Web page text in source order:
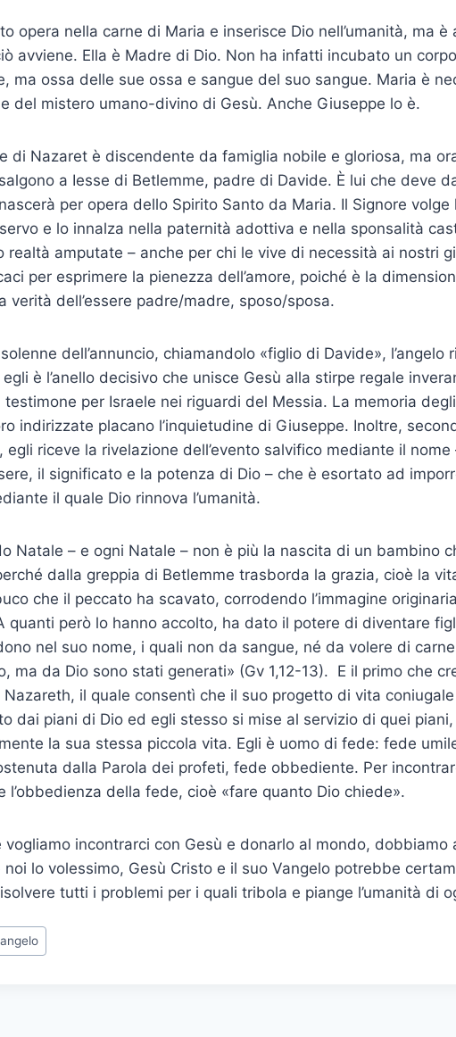
opera nella carne di Maria e inserisce Dio nell’umanità, ma è
avviene. Ella è Madre di Dio. Non ha infatti incubato un
ma ossa delle sue ossa e sangue del suo sangue. Maria è
del mistero umano-divino di Gesù. Anche Giuseppe lo è.
di Nazaret è discendente da famiglia nobile e gloriosa, ma
a Iesse di Betlemme, padre di Davide. È lui che deve
per opera dello Spirito Santo da Maria. Il Signore volge
servo e lo innalza nella paternità adottiva e nella sponsalità
realtà amputate – anche per chi le vive di necessità ai nostri
per esprimere la pienezza dell’amore, poiché è la
verità dell’essere padre/madre, sposo/sposa.
dell’annuncio, chiamandolo «figlio di Davide», l’angelo
è l’anello decisivo che unisce Gesù alla stirpe regale
testimone per Israele nei riguardi del Messia. La memoria
indirizzate placano l’inquietudine di Giu­seppe. Inoltre,
egli riceve la rivelazione dell’evento salvifico mediante il nome
il significato e la potenza di Dio – che è esortato ad
il quale Dio rinnova l’umanità.
Natale – e ogni Natale – non è più la nascita di un bambino
dalla greppia di Betlemme trasborda la grazia, cioè la
che il peccato ha scavato, corrodendo l’immagine
quanti però lo hanno accolto, ha dato il potere di diventare
nel suo nome, i quali non da sangue, né da volere di
ma da Dio sono stati generati» (Gv 1,12-13). E il primo che
il quale consentì che il suo progetto di vita
dai piani di Dio ed egli stesso si mise al servizio di quei
la sua stessa piccola vita. Egli è uomo di fede: fede
dalla Parola dei profeti, fede obbediente. Per
l’obbedienza della fede, cioè «fare quanto Dio chiede».
vogliamo incontrarci con Gesù e donarlo al mondo, dobbiamo
lo volessimo, Gesù Cristo e il suo Vangelo potrebbe
tutti i problemi per i quali tribola e piange l’umanità di